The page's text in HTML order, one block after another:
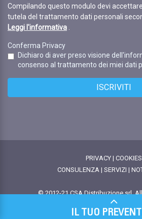
IL TUO
Compilando questo modulo devi
tutela del trattamento dati personali
Leggi l'informativa
Conferma Privacy
Dichiaro di aver preso visione
consenso al trattamento dei miei dati
ISCRIVITI
PRIVACY| COOKIES
CONSULENZA | SERVIZI |
© 2012-21 CSA Distribuzione srl.